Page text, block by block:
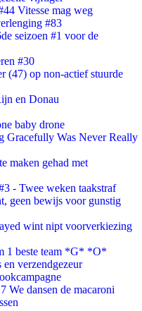
Vitesse mag weg
#83
seizoen #1 voor de
#30
(47) op non-actief stuurde
en Donau
baby drone
Gracefully Was Never Really
maken gehad met
- Twee weken taakstraf
geen bewijs voor gunstig
wint nipt voorverkiezing
1 beste team *G* *O*
verzendgezeur
We dansen de macaroni